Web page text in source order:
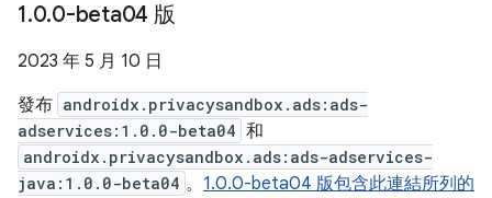
1.0.0-beta04 版
2023 年 5 月 10 日
發布 androidx.privacysandbox.ads:ads-
adservices:1.0.0-beta04 和
androidx.privacysandbox.ads:ads-adservices-
java:1.0.0-beta04 。 1.0.0-beta04 版包含此連結所列的